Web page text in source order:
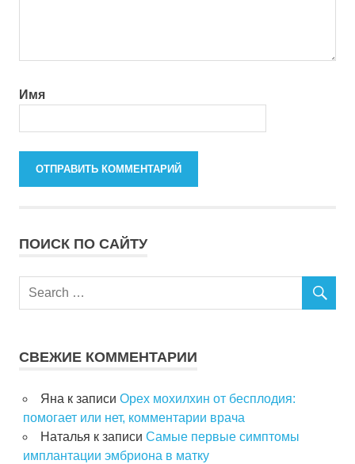
Имя
ПОИСК ПО САЙТУ
СВЕЖИЕ КОММЕНТАРИИ
Янак записи Орех мохилхин от бесплодия:
помогает или нет, комментарии врача
Наталья к записи Самые первые симптомы
имплантации эмбриона в матку